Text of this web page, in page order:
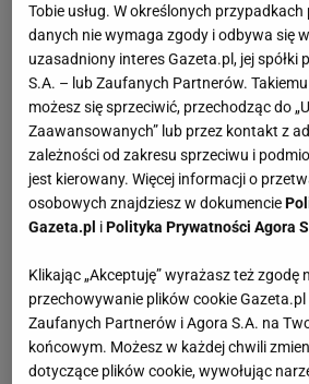
Tobie usług. W określonych
danych nie wymaga zgody i odbywa się
uzasadniony interes Gazeta.pl, jej spółki
S.A. – lub Zaufanych Partnerów.
możesz się sprzeciwić, przechodząc do
Zaawansowanych” lub przez kontakt z
zależności od zakresu sprzeciwu i
jest kierowany. Więcej informacji o
osobowych znajdziesz w dokumencie
Gazeta.pl iPolityka Prywatności Agora
Klikając „Akceptuję” wyrażasz też zgodę
przechowywanie plików cookie Gazeta.pl
Zaufanych Partnerów i Agora S.A. na
końcowym. Możesz w każdej chwili
dotyczące plików cookie, wywołując